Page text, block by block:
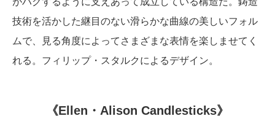
技術を活かした継目のない滑らかな曲線の美しいフォル
ムで、見る角度によってさまざまな表情を楽しませてく
れる。フィリップ・スタルクによるデザイン。
《Ellen・Alison Candlesticks》